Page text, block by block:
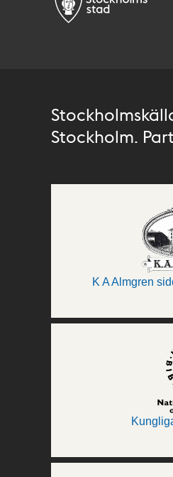
Stockholm.
K A Almgren